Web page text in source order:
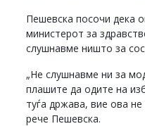
Пешевска посочи дека
министерот за
слушнавме ништо за
„Не слушнавме ни за
плашите да одите на
туѓа држава, вие ова не
рече Пешевска.